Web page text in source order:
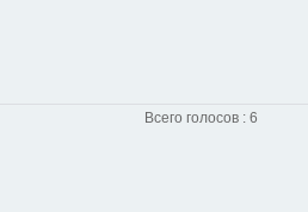
Всего голосов : 6